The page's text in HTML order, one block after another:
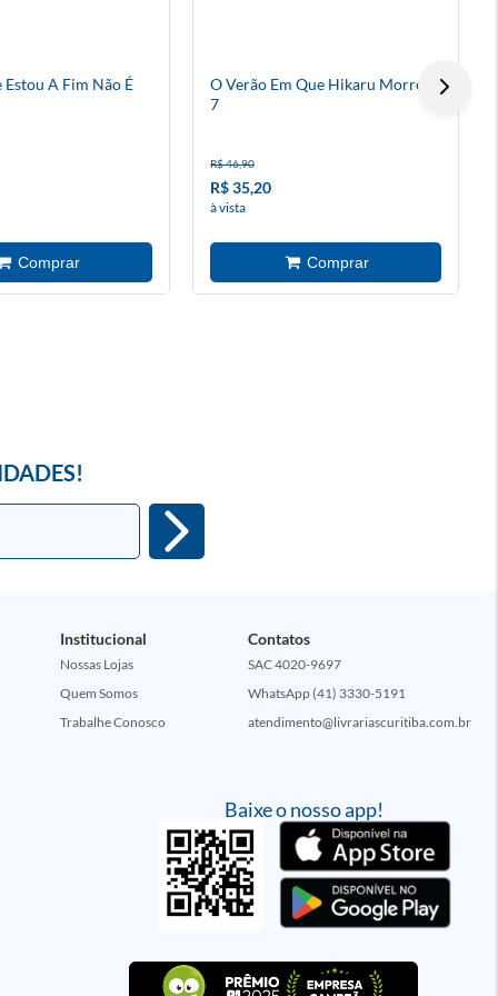
Estou A Fim Não É
O Verão Em Que Hikaru Morreu
7
R$ 46,90
R$ 35,20
à vista
Baixe o nosso app!
Institucional
Nossas Lojas
Quem Somos
Trabalhe Conosco
Contatos
SAC 4020-9697
WhatsApp (41) 3330-5191
atendimento@livrariascuritiba.com.br